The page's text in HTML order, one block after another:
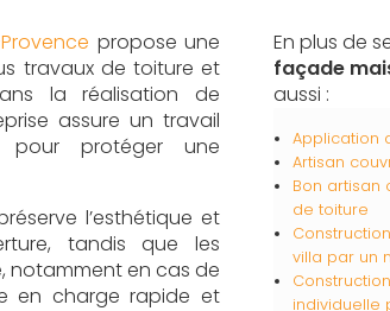
propose une
travaux de toiture et
la réalisation de
assure un travail
protéger une
l’esthétique et
tandis que les
notamment en cas de
en charge rapide et
En plus de
façade
aussi :
Application
Artisan
Bon artisan
de toiture
villa par un
individuelle